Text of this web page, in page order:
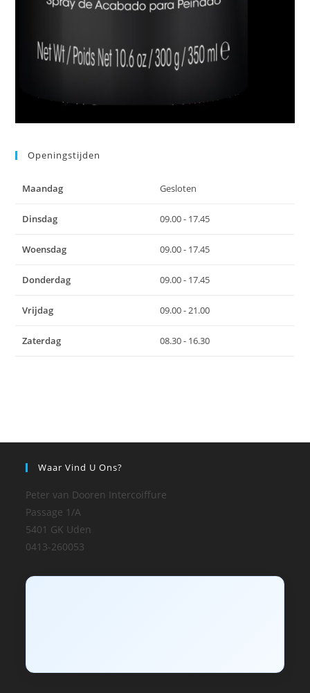
Openingstijden
Maandag Gesloten
Dinsdag 09.00 - 17.45
Woensdag 09.00 - 17.45
Donderdag 09.00 - 17.45
Vrijdag 09.00 - 21.00
Zaterdag 08.30 - 16.30
Waar Vind U Ons?
Peter van Dooren Intercoiffure
Passage 1/A
5401 GK Uden
0413-260053